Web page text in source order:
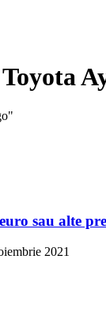
sau alte
2021